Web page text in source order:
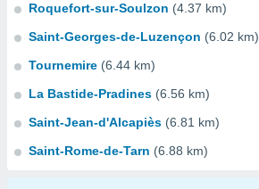
Roquefort-sur-Soulzon (4.37 km)
Saint-Georges-de-Luzençon (6.02 km)
Tournemire (6.44 km)
La Bastide-Pradines (6.56 km)
Saint-Jean-d'Alcapiès (6.81 km)
Saint-Rome-de-Tarn (6.88 km)